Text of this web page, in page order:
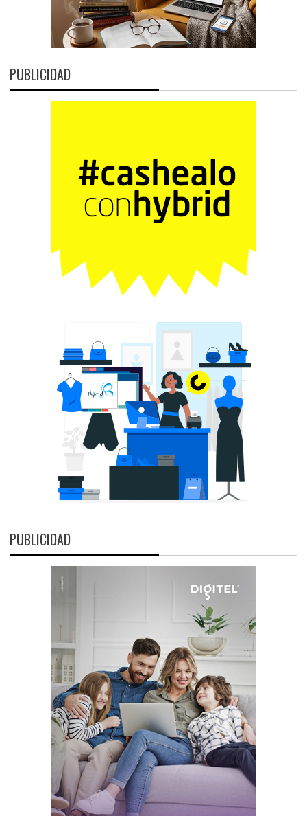
PUBLICIDAD
PUBLICIDAD